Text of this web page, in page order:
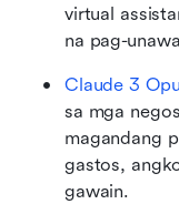
virtual
na pag-
Claude 3
sa mga
magandang
gastos,
gawain.